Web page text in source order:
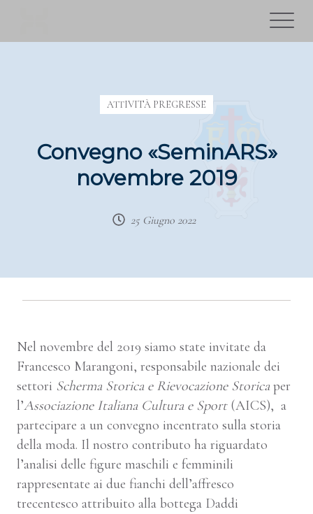
ATTIVITÀ PREGRESSE
Convegno «SeminARS»
novembre 2019
25 Giugno 2022
Nel novembre del 2019 siamo state invitate da
Francesco Marangoni, responsabile nazionale dei
settori Scherma Storica e Rievocazione Storica per
l’Associazione Italiana Cultura e Sport(AICS), a
partecipare a un convegno incentrato sulla storia
della moda. Il nostro contributo ha riguardato
l’analisi delle figure maschili e femminili
rappresentate ai due fianchi dell’affresco
trecentesco attribuito alla bottega Daddi